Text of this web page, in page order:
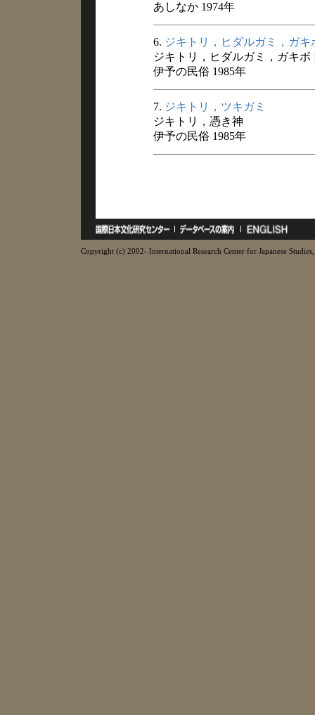
あしなか 1974年
6. ジキトリ，ヒダルガミ，ガキ
ジキトリ，ヒダルガミ，ガキボ
伊予の民俗 1985年
7. ジキトリ，ツキガミ
ジキトリ，憑き神
伊予の民俗 1985年
Copyright (c) 2002- International Research Center for Japanese